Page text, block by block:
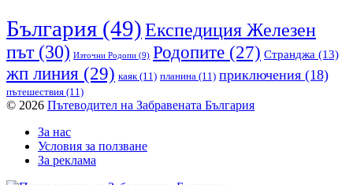
България (49)Експедиция Железен
път(30) Източни Родопи (9) Родопите (27) Странджа (13)
жп линия (29) каяк(11) планина (11) приключения (18)
пътешествия (11)
© 2026 Пътеводител на Забравената България
За нас
Условия за ползване
За реклама